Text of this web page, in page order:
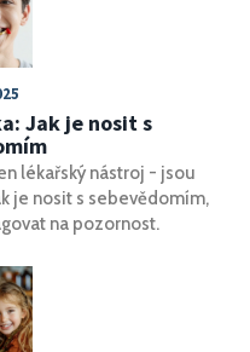
Jak je nosit s
lékařský nástroj - jsou
je nosit s sebevědomím,
na pozornost.